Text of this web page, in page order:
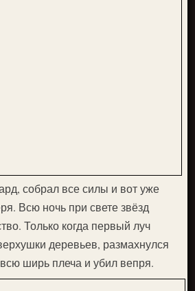
собрал все силы и вот уже
Всю ночь при свете звёзд
Только когда первый луч
деревьев, размахнулся
ширь плеча и убил вепря.